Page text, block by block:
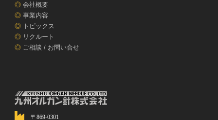
◎ 会社概要
◎ 事業内容
◎ トピックス
◎ リクルート
◎ ご相談 / お問い合せ
〒869-0301